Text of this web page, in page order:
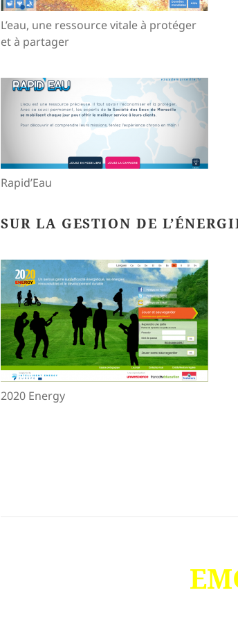
L’eau, une ressource vitale à protéger
et à partager
Rapid’Eau
SUR LA GESTION DE
2020 Energy